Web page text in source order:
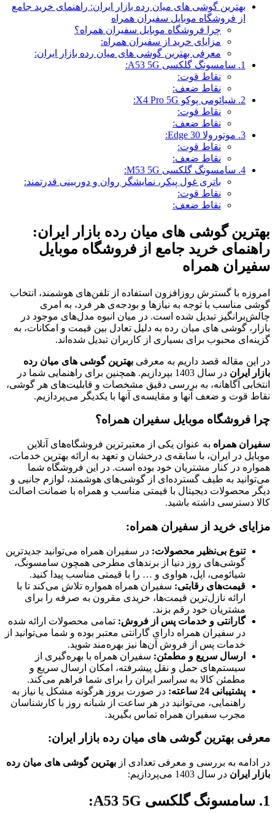
بهترین گوشی های میان رده بازار ایران: راهنمای خرید جامع
از فروشگاه موبایل سفیران همراه
چرا فروشگاه موبایل سفیران همراه؟
مزایای خرید از سفیران همراه:
معرفی بهترین گوشی های میان رده بازار ایران:
1. سامسونگ گلکسی A53 5G:
نقاط قوت:
نقاط ضعف:
2. شیائومی پوکو X4 Pro 5G:
نقاط قوت:
نقاط ضعف:
3. موتورولا Edge 30:
نقاط قوت:
نقاط ضعف:
4. سامسونگ گلکسی M53 5G:
باتری غول پیکر، نمایشگر روان و دوربینی قدرتمند:
نقاط قوت:
نقاط ضعف:
بهترین گوشی های میان رده بازار ایران:
راهنمای خرید جامع از فروشگاه موبایل
سفیران همراه
امروزه با گسترش روزافزون استفاده از تلفن‌های هوشمند، انتخاب
گوشی مناسب با توجه به نیازها و بودجه‌ی هر فرد، به امری
چالش‌برانگیز تبدیل شده است. در میان انبوه مدل‌های موجود در
بازار، گوشی های میان رده به دلیل تعادل بین قیمت و امکانات، به
گزینه‌ای محبوب برای بسیاری از کاربران تبدیل شده‌اند.
در این مقاله قصد داریم به معرفی بهترین گوشی های میان رده
بازار ایران
در سال 1403 بپردازیم. همچنین برای راهنمایی شما در
انتخابی آگاهانه، به بررسی دقیق مشخصات و قابلیت‌های هر گوشی،
نقاط قوت و ضعف آنها و مقایسه‌ی آنها با یکدیگر می‌پردازیم.
چرا فروشگاه موبایل سفیران همراه؟
سفیران همراه به عنوان یکی از معتبرترین فروشگاه‌های آنلاین
موبایل در ایران، با سابقه‌ی درخشان و تعهد به ارائه بهترین خدمات،
همواره در کنار مشتریان خود بوده است. در این فروشگاه شما
می‌توانید به طیف گسترده‌ای از گوشی‌های هوشمند، لوازم جانبی و
دیگر محصولات دیجیتال با قیمتی مناسب و همراه با ضمانت اصالت
کالا دسترسی داشته باشید.
مزایای خرید از سفیران همراه:
تنوع بی‌نظیر محصولات: در سفیران همراه می‌توانید جدیدترین
گوشی‌های روز دنیا از برندهای مطرحی همچون سامسونگ،
شیائومی، اپل، هواوی و … را با قیمتی مناسب پیدا کنید.
قیمت‌های رقابتی: سفیران همراه همواره تلاش می‌کند تا با
ارائه نازل‌ترین قیمت‌ها، خریدی مقرون به صرفه را برای
مشتریان خود رقم بزند.
گارانتی و خدمات پس از فروش: تمامی محصولات ارائه شده
در سفیران همراه دارای گارانتی معتبر بوده و شما می‌توانید از
خدمات پس از فروش آن‌ها نیز بهره‌مند شوید.
ارسال سریع و مطمئن: سفیران همراه با بهره‌گیری از
سیستم‌های حمل و نقل پیشرفته، امکان ارسال سریع و
مطمئن کالا به سراسر ایران را برای شما فراهم می‌کند.
پشتیبانی 24 ساعته:
در صورت بروز هرگونه مشکل یا نیاز به
راهنمایی، می‌توانید در هر ساعت از شبانه روز با کارشناسان
مجرب سفیران همراه تماس بگیرید.
معرفی بهترین گوشی های میان رده بازار ایران:
در ادامه به بررسی و معرفی تعدادی از بهترین گوشی های میان رده
بازار ایران در سال 1403 می‌پردازیم:
1. سامسونگ گلکسی A53 5G: